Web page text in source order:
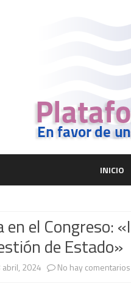
INICIO
en el Congreso:
de Estado»
abril, 2024 No hay comentarios